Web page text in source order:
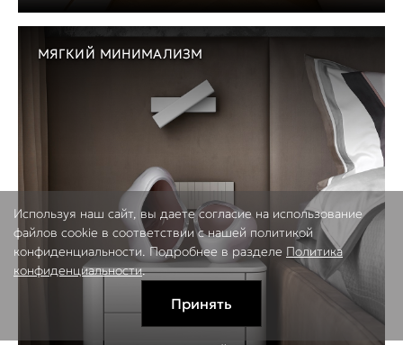
МЯГКИЙ МИНИМАЛИЗМ
Используя наш сайт, вы даете согласие на использование
файлов cookie в соответствии с нашей политикой
конфиденциальности. Подробнее в разделе Политика
конфиденциальности.
Принять